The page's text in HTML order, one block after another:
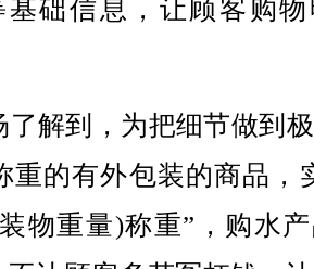
基础信息，让顾客购
解到，为把细节做到
重的有外包装的商品，
物重量)称重”，购水